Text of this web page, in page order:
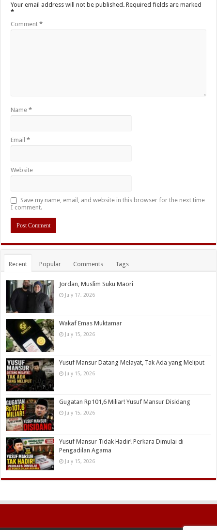
Your email address will not be published. Required fields are marked
*
Comment*
Name*
Email*
Website
Save my name, email, and website in this browser for the next time
I comment.
Recent Popular Comments Tags
Jordan, Muslim Suku Maori
July 17, 2026
Wakaf Emas Muktamar
July 15, 2026
Yusuf Mansur Datang Melayat, Tak Ada yang Meliput
July 15, 2026
Gugatan Rp101,6 Miliar! Yusuf Mansur Disidang
July 15, 2026
Yusuf Mansur Tidak Hadir! Perkara Dimulai di
Pengadilan Agama
July 15, 2026